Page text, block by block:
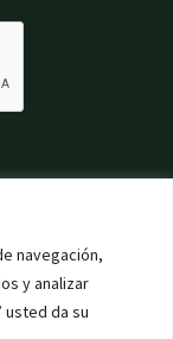
navegación,
y analizar
usted da su